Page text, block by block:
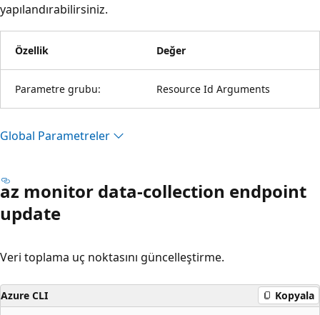
yapılandırabilirsiniz.
Özellik Değer
Parametre grubu: Resource Id Arguments
Global Parametreler
az monitor data-collection endpoint
update
Veri toplama uç noktasını güncelleştirme.
Azure CLI Kopyala